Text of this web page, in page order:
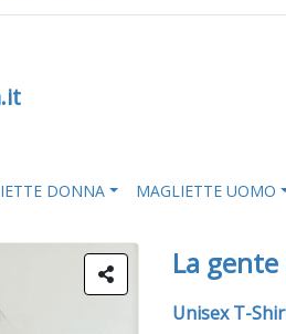
DONNA MAGLIETTE UOMO
La
Unisex T-